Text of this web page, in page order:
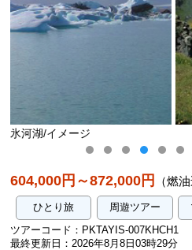
黄金の滝グ
604,000円～872,000円 （燃油
ひとり旅 周遊ツアー
ツアーコード：PKTAYIS-007KHCH1
最終更新日：2026年8月8日03時29分